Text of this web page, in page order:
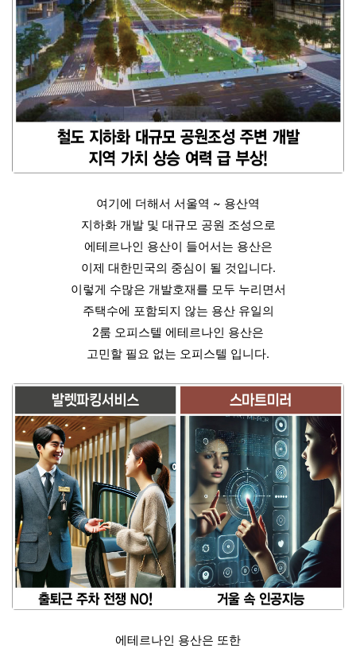
여기에 더해서 서울역 ~ 용산역
지하화 개발 및 대규모 공원 조성으로
에테르나인 용산이 들어서는 용산은
이제 대한민국의 중심이 될 것입니다.
이렇게 수많은 개발호재를 모두 누리면서
주택수에 포함되지 않는 용산 유일의
2룸 오피스텔 에테르나인 용산은
고민할 필요 없는 오피스텔 입니다.
에테르나인 용산은 또한